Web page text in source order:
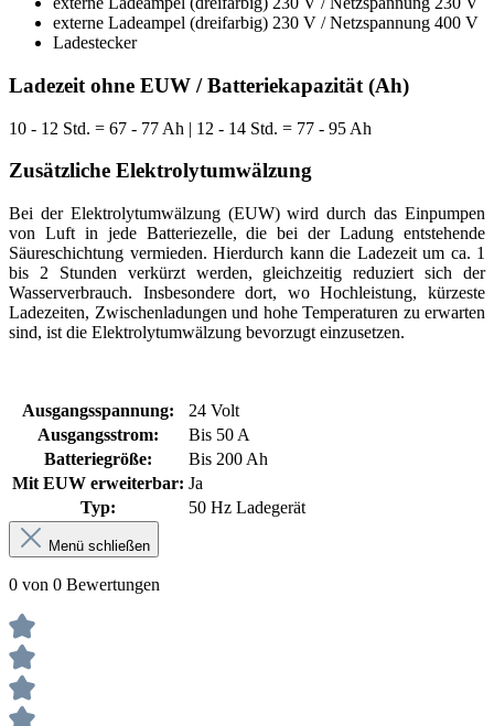
externe Ladeampel (dreifarbig) 230 V / Netzspannung 400 V
Ladestecker
Ladezeit ohne EUW / Batteriekapazität (Ah)
10 - 12 Std. = 67 - 77 Ah | 12 - 14 Std. = 77 - 95 Ah
Zusätzliche Elektrolytumwälzung
Bei der Elektrolytumwälzung (EUW) wird durch das Einpumpen
von Luft in jede Batteriezelle, die bei der Ladung entstehende
Säureschichtung vermieden. Hierdurch kann die Ladezeit um ca. 1
bis 2 Stunden verkürzt werden, gleichzeitig reduziert sich der
Wasserverbrauch. Insbesondere dort, wo Hochleistung, kürzeste
Ladezeiten, Zwischenladungen und hohe Temperaturen zu erwarten
sind, ist die Elektrolytumwälzung bevorzugt einzusetzen.
Ausgangsspannung:
24 Volt
Ausgangsstrom:
Bis 50 A
Batteriegröße:
Bis 200 Ah
Mit EUW erweiterbar: Ja
Typ:
50 Hz Ladegerät
Menü schließen
0 von 0 Bewertungen